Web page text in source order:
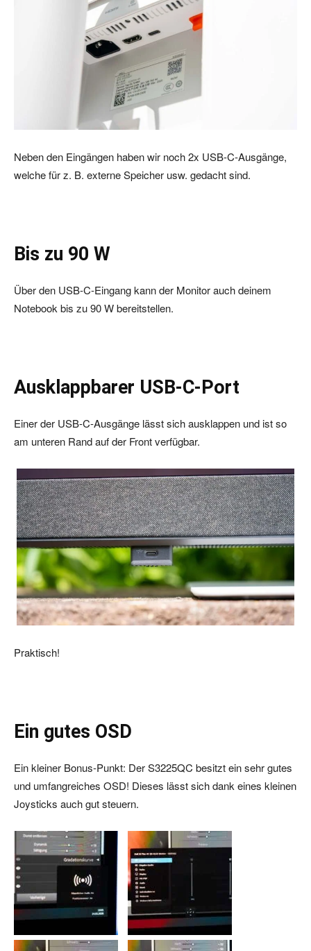
Neben den Eingängen haben wir noch 2x USB-C-Ausgänge,
welche für z. B. externe Speicher usw. gedacht sind.
Bis zu 90 W
Über den USB-C-Eingang kann der Monitor auch deinem
Notebook bis zu 90 W bereitstellen.
Ausklappbarer USB-C-Port
Einer der USB-C-Ausgänge lässt sich ausklappen und ist so
am unteren Rand auf der Front verfügbar.
Praktisch!
Ein gutes OSD
Ein kleiner Bonus-Punkt: Der S3225QC besitzt ein sehr gutes
und umfangreiches OSD! Dieses lässt sich dank eines kleinen
Joysticks auch gut steuern.